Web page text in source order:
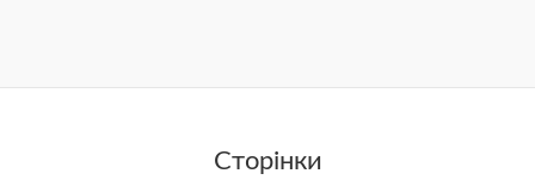
Сторінки